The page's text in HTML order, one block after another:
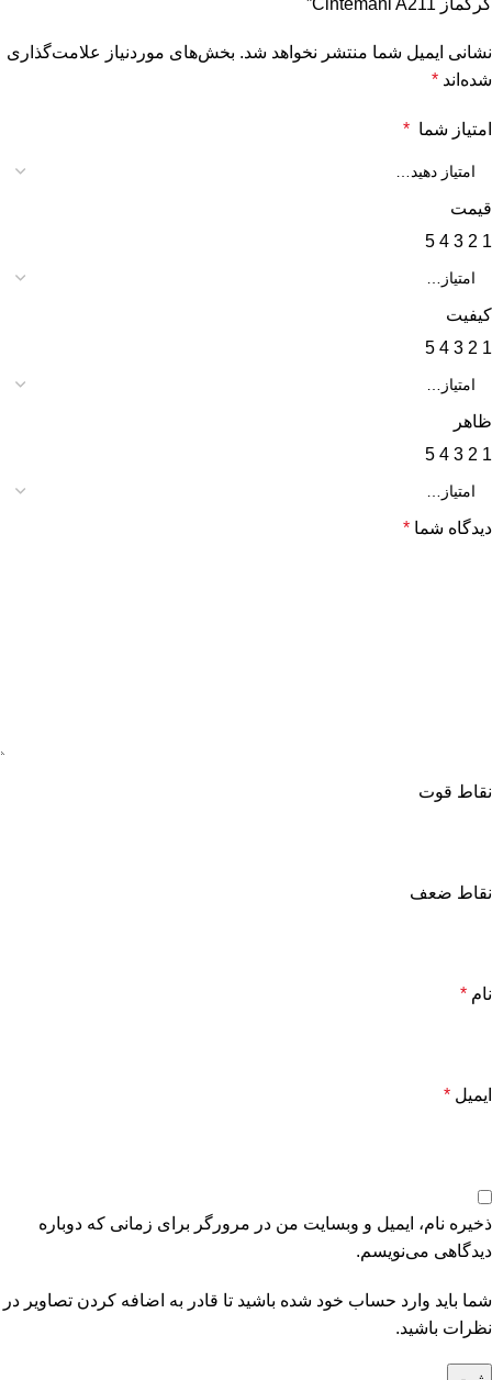
کرکماز Cintemani A211”
نشانی ایمیل شما منتشر نخواهد شد. بخش‌های موردنیاز علامت‌گذاری
شده‌اند *
امتیاز شما *
قیمت
1
2
3
4
5
کیفیت
1
2
3
4
5
ظاهر
1
2
3
4
5
دیدگاه شما *
نقاط قوت
نقاط ضعف
نام *
ایمیل *
ذخیره نام، ایمیل و وبسایت من در مرورگر برای زمانی که دوباره
دیدگاهی می‌نویسم.
شما باید وارد حساب خود شده باشید تا قادر به اضافه کردن تصاویر در
نظرات باشید.